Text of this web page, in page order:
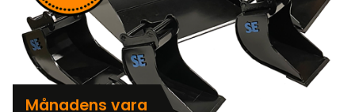
Månadens vara